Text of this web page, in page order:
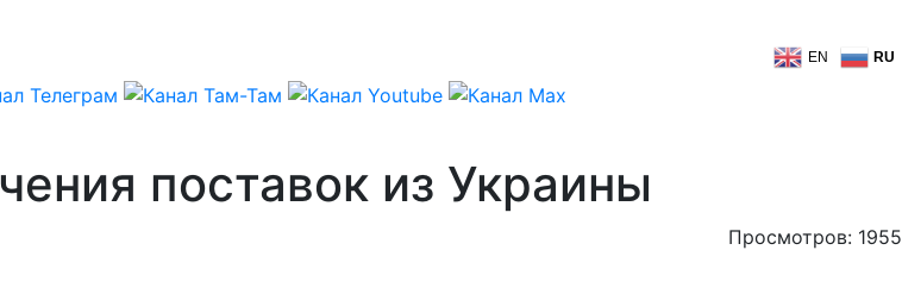
EN RU
поставок из Украины
Просмотров: 1955